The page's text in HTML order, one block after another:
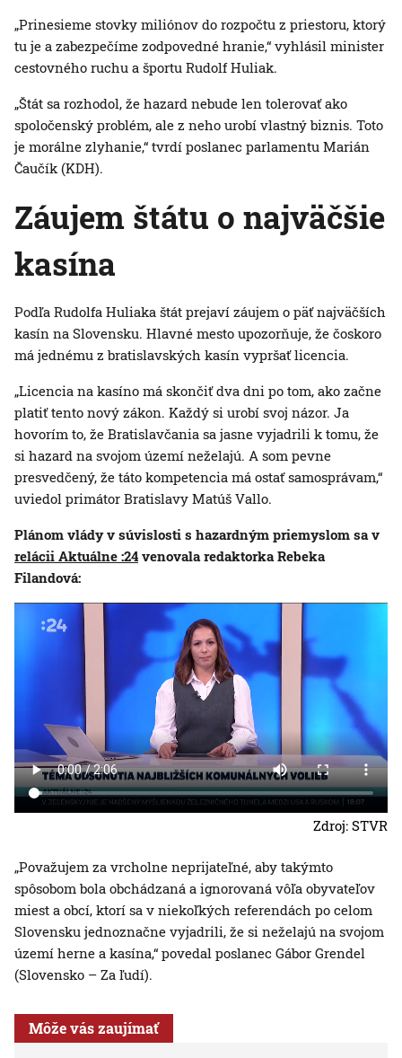
„Prinesieme stovky miliónov do rozpočtu z priestoru, ktorý
tu je a zabezpečíme zodpovedné hranie,“ vyhlásil minister
cestovného ruchu a športu Rudolf Huliak.
„Štát sa rozhodol, že hazard nebude len tolerovať ako
spoločenský problém, ale z neho urobí vlastný biznis. Toto
je morálne zlyhanie,“ tvrdí poslanec parlamentu Marián
Čaučík (KDH).
Záujem štátu o najväčšie
kasína
Podľa Rudolfa Huliaka štát prejaví záujem o päť najväčších
kasín na Slovensku. Hlavné mesto upozorňuje, že čoskoro
má jednému z bratislavských kasín vypršať licencia.
„Licencia na kasíno má skončiť dva dni po tom, ako začne
platiť tento nový zákon. Každý si urobí svoj názor. Ja
hovorím to, že Bratislavčania sa jasne vyjadrili k tomu, že
si hazard na svojom území neželajú. A som pevne
presvedčený, že táto kompetencia má ostať samosprávam,“
uviedol primátor Bratislavy Matúš Vallo.
Plánom vlády v súvislosti s hazardným priemyslom sa v
relácii Aktuálne :24 venovala redaktorka Rebeka
Filandová:
Zdroj: STVR
„Považujem za vrcholne neprijateľné, aby takýmto
spôsobom bola obchádzaná a ignorovaná vôľa obyvateľov
miest a obcí, ktorí sa v niekoľkých referendách po celom
Slovensku jednoznačne vyjadrili, že si neželajú na svojom
území herne a kasína,“ povedal poslanec Gábor Grendel
(Slovensko – Za ľudí).
Môže vás zaujímať